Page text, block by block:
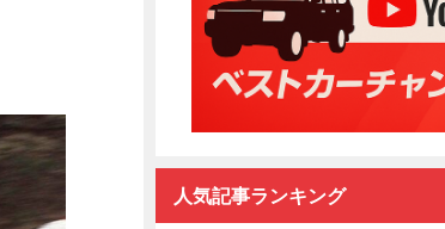
人気記事ランキング